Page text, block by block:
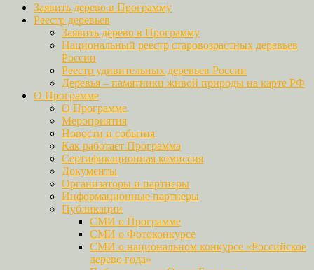
Заявить дерево в Программу
Реестр деревьев
Заявить дерево в Программу
Национальный реестр старовозрастных деревьев
России
Реестр удивительных деревьев России
Деревья – памятники живой природы на карте РФ
О Программе
О Программе
Мероприятия
Новости и события
Как работает Программа
Сертификационная комиссия
Документы
Организаторы и партнеры
Информационные партнеры
Публикации
СМИ о Программе
СМИ о Фотоконкурсе
СМИ о национальном конкурсе «Российское
дерево года»